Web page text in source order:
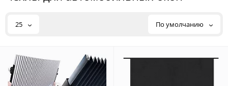
25 По умолчанию